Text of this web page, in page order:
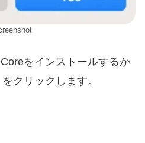
をインストールするか
クリックします。